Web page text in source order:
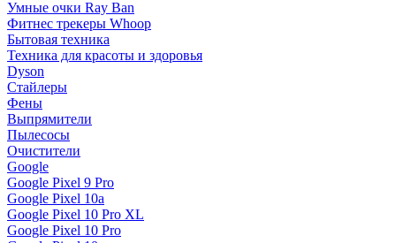
Умные очки Ray Ban
Фитнес трекеры Whoop
Бытовая техника
Техника для красоты и здоровья
Dyson
Стайлеры
Фены
Выпрямители
Пылесосы
Очистители
Google
Google Pixel 9 Pro
Google Pixel 10a
Google Pixel 10 Pro XL
Google Pixel 10 Pro